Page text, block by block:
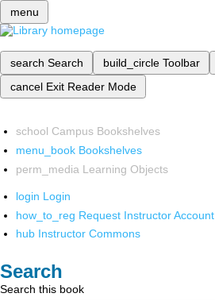
menu
search Search build_circle Toolbar
cancel Exit Reader Mode
school Campus Bookshelves
menu_book Bookshelves
perm_media Learning Objects
login Login
how_to_reg Request Instructor Account
hub Instructor Commons
Search
Search this book